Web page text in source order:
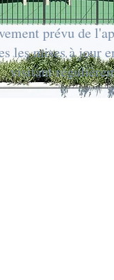
prévu de
les mises à jour
visitant